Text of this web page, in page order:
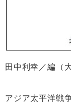
田中利幸／編（
アジア太平洋戦